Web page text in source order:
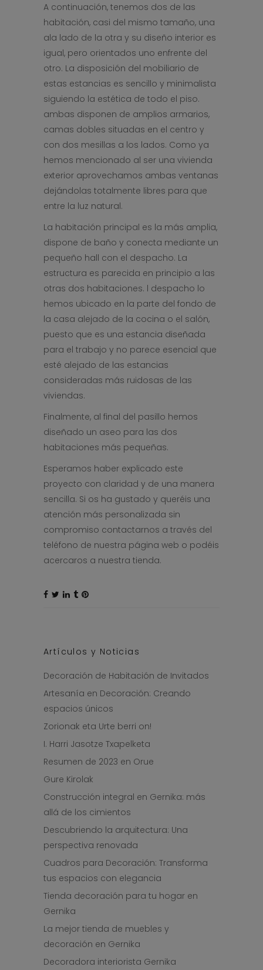
A continuación, tenemos dos de las
habitación, casi del mismo tamaño, una
ala lado de la otra y su diseño interior es
igual, pero orientados uno enfrente del
otro. La disposición del mobiliario de
estas estancias es sencillo y minimalista
siguiendo la estética de todo el piso.
ambas disponen de amplios armarios,
camas dobles situadas en el centro y
con dos mesillas a los lados. Como ya
hemos mencionado al ser una vivienda
exterior aprovechamos ambas ventanas
dejándolas totalmente libres para que
entre la luz natural.
La habitación principal es la más amplia,
dispone de baño y conecta mediante un
pequeño hall con el despacho. La
estructura es parecida en principio a las
otras dos habitaciones. l despacho lo
hemos ubicado en la parte del fondo de
la casa alejado de la cocina o el salón,
puesto que es una estancia diseñada
para el trabajo y no parece esencial que
esté alejado de las estancias
consideradas más ruidosas de las
viviendas.
Finalmente, al final del pasillo hemos
diseñado un aseo para las dos
habitaciones más pequeñas.
Esperamos haber explicado este
proyecto con claridad y de una manera
sencilla. Si os ha gustado y queréis una
atención más personalizada sin
compromiso contactarnos a través del
teléfono de nuestra página web o podéis
acercaros a nuestra tienda.
Artículos y Noticias
Decoración de Habitación de Invitados
Artesanía en Decoración: Creando
espacios únicos
Zorionak eta Urte berri on!
I. Harri Jasotze Txapelketa
Resumen de 2023 en Orue
Gure Kirolak
Construcción integral en Gernika: más
allá de los cimientos
Descubriendo la arquitectura: Una
perspectiva renovada
Cuadros para Decoración: Transforma
tus espacios con elegancia
Tienda decoración para tu hogar en
Gernika
La mejor tienda de muebles y
decoración en Gernika
Decoradora interiorista Gernika